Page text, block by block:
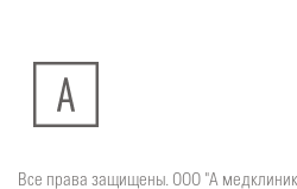
Все права защищены. ООО "А